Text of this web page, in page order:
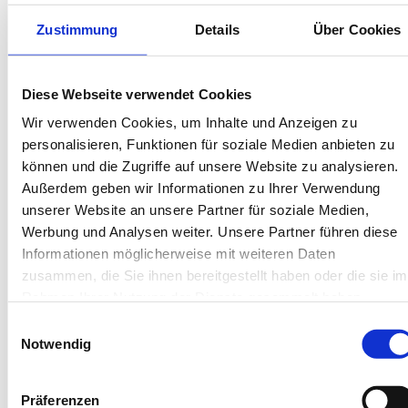
Zustimmung Details Über Cookies
Diese Webseite verwendet Cookies
Wir verwenden Cookies, um Inhalte und Anzeigen zu
personalisieren, Funktionen für soziale Medien anbieten zu
können und die Zugriffe auf unsere Website zu analysieren.
Außerdem geben wir Informationen zu Ihrer Verwendung
unserer Website an unsere Partner für soziale Medien,
Werbung und Analysen weiter. Unsere Partner führen diese
Informationen möglicherweise mit weiteren Daten
zusammen, die Sie ihnen bereitgestellt haben oder die sie im
Notwendig
Präferenzen
Kartenzahlung möglich
Endreinigung inklusive
Wäschepakete inklusive
Gäste-App mit digitalen Bonusprogrammen
Bahnhofstraße 1, 26486 Wangerooge
Objekt-Nr.: 180006
Diese Unterkunft teilen: